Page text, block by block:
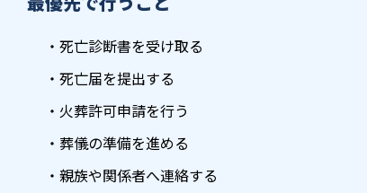
・死亡診断書を受け取る
・死亡届を提出する
・火葬許可申請を行う
・葬儀の準備を進める
・親族や関係者へ連絡する